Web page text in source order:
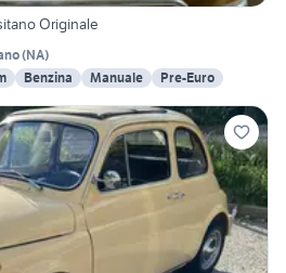
Originale
(NA)
Benzina Manuale Pre-Euro